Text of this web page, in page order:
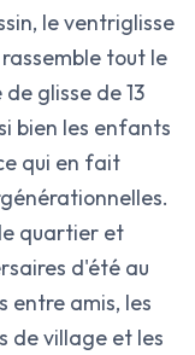
le ventriglisse
tout le
glisse de 13
bien les enfants
qui en fait
quartier et
d'été au
entre amis, les
de village et les